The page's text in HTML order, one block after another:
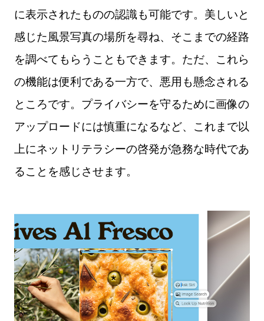
に表示されたものの認識も可能です。美しいと
感じた風景写真の場所を尋ね、そこまでの経路
を調べてもらうこともできます。ただ、これら
の機能は便利である一方で、悪用も懸念される
ところです。プライバシーを守るために画像の
アップロードには慎重になるなど、これまで以
上にネットリテラシーの啓発が急務な時代であ
ることを感じさせます。